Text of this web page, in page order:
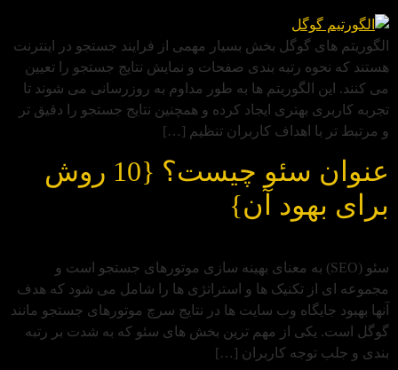
الگوریتم‌ های گوگل بخش بسیار مهمی از فرایند جستجو در اینترنت
هستند که نحوه رتبه‌ بندی صفحات و نمایش نتایج جستجو را تعیین
می‌ کنند. این الگوریتم‌ ها به‌ طور مداوم به‌ روزرسانی می‌ شوند تا
تجربه کاربری بهتری ایجاد کرده و همچنین نتایج جستجو را دقیق‌ تر
و مرتبط‌ تر با اهداف کاربران تنظیم […]
عنوان سئو چیست؟ {10 روش
برای بهود آن}
سئو (SEO) به معنای بهینه‌ سازی موتورهای جستجو است و
مجموعه ای از تکنیک‌ ها و استراتژی‌ ها را شامل می‌ شود که هدف
آنها بهبود جایگاه وب‌ سایت‌ ها در نتایج سرچ موتورهای جستجو مانند
گوگل است. یکی از مهم‌ ترین بخش‌ های سئو که به شدت بر رتبه‌
بندی و جلب توجه کاربران […]